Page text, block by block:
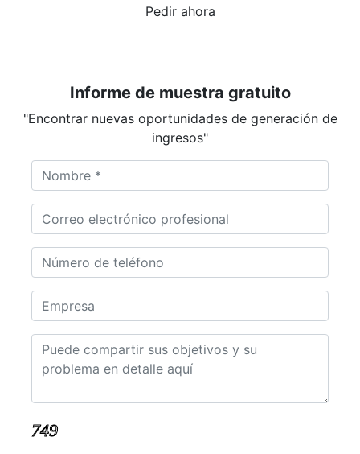
Pedir ahora
Informe de muestra gratuito
"Encontrar nuevas oportunidades de generación de
ingresos"